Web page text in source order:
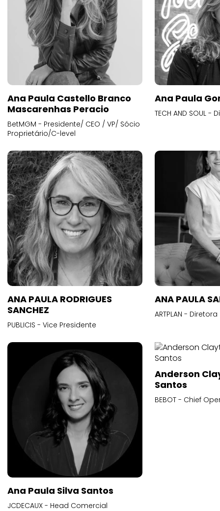
Ana Paula Castello Branco
Mascarenhas Peracio
BetMGM - Presidente/ CEO / VP/ Sócio
Proprietário/C-level
Ana Paula
TECH AND SOUL
ANA PAULA RODRIGUES
SANCHEZ
PUBLICIS - Vice Presidente
ANA PAULA
ARTPLAN -
Ana Paula Silva Santos
JCDECAUX - Head Comercial
Anderson
Santos
BEBOT - Chief